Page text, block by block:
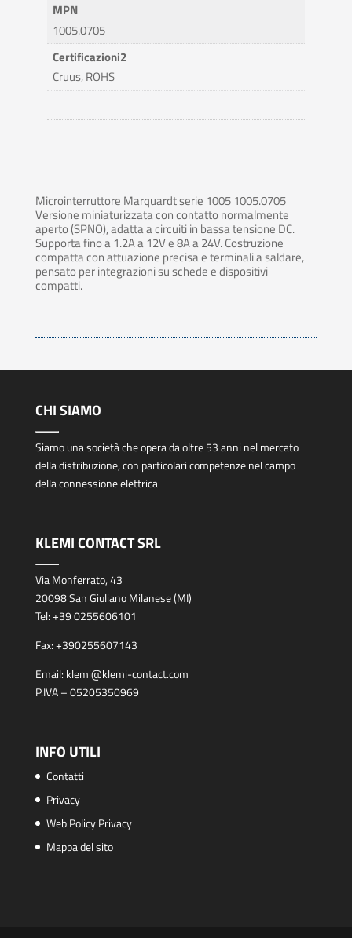
MPN
1005.0705
Certificazioni2
Cruus, ROHS
Microinterruttore Marquardt serie 1005 1005.0705
Versione miniaturizzata con contatto normalmente
aperto (SPNO), adatta a circuiti in bassa tensione DC.
Supporta fino a 1.2A a 12V e 8A a 24V. Costruzione
compatta con attuazione precisa e terminali a saldare,
pensato per integrazioni su schede e dispositivi
compatti.
CHI SIAMO
Siamo una società che opera da oltre 53 anni nel mercato
della distribuzione, con particolari competenze nel campo
della connessione elettrica
KLEMI CONTACT SRL
Via Monferrato, 43
20098 San Giuliano Milanese (MI)
Tel:+39 0255606101
Fax:+390255607143
Email: klemi@klemi-contact.com
P.IVA – 05205350969
INFO UTILI
Contatti
Privacy
Web Policy Privacy
Mappa del sito